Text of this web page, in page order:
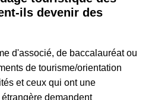
ils devenir des
d'associé, de baccalauréat ou
de tourisme/orientation
et ceux qui ont une
demandent